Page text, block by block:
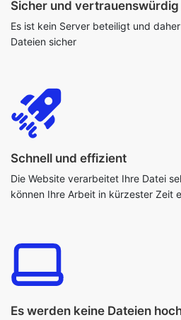
Sicher und vertrauenswürdig
Es ist kein Server beteiligt und
Dateien sicher
Schnell und effizient
Die Website verarbeitet Ihre Datei
können Ihre Arbeit in kürzester Zeit
Es werden keine Dateien